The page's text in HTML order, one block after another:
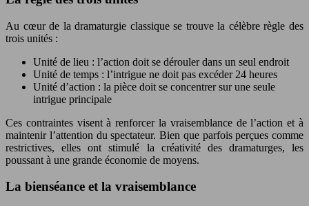
Au cœur de la dramaturgie classique se trouve la célèbre règle des
trois unités :
Unité de lieu : l’action doit se dérouler dans un seul endroit
Unité de temps : l’intrigue ne doit pas excéder 24 heures
Unité d’action : la pièce doit se concentrer sur une seule
intrigue principale
Ces contraintes visent à renforcer la vraisemblance de l’action et à
maintenir l’attention du spectateur. Bien que parfois perçues comme
restrictives, elles ont stimulé la créativité des dramaturges, les
poussant à une grande économie de moyens.
La bienséance et la vraisemblance